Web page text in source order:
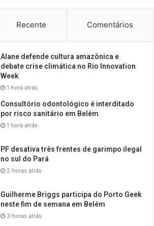
Recente Comentários
Alane defende cultura amazônica e
debate crise climática no Rio Innovation
Week
1 hora atrás
Consultório odontológico é interditado
por risco sanitário em Belém
1 hora atrás
PF desativa três frentes de garimpo ilegal
no sul do Pará
2 horas atrás
Guilherme Briggs participa do Porto Geek
neste fim de semana em Belém
3 horas atrás